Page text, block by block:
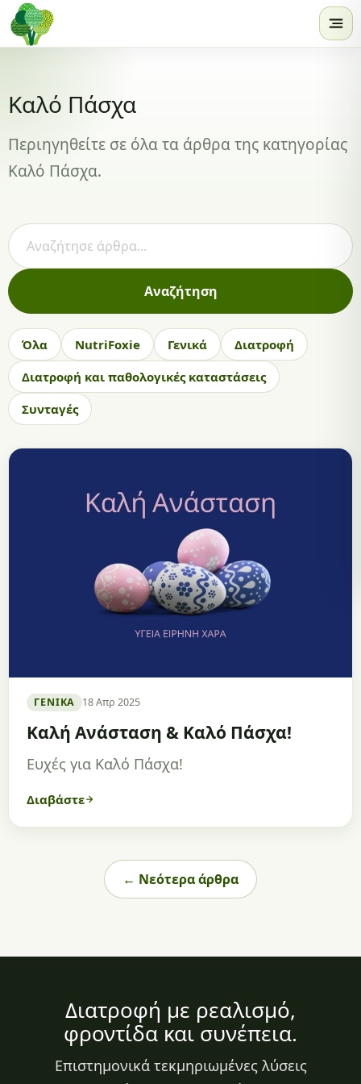
Skip to content
Καλό Πάσχα
Περιηγηθείτε σε όλα τα άρθρα της κατηγορίας
Καλό Πάσχα.
Αναζήτηση άρθρων
Αναζήτηση
Όλα NutriFoxie Γενικά
Διατροφή
Διατροφή και παθολογικές καταστάσεις
Συνταγές
ΓΕΝΙΚΆ 18 Απρ 2025
Καλή Ανάσταση & Καλό Πάσχα!
Ευχές για Καλό Πάσχα!
Διαβάστε
← Νεότερα άρθρα
Διατροφή με ρεαλισμό,
φροντίδα και συνέπεια.
Επιστημονικά τεκμηριωμένες λύσεις